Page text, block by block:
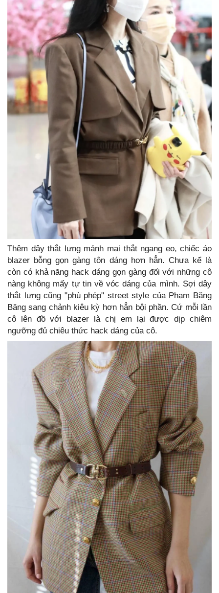
Thêm dây thắt lưng mảnh mai thắt ngang eo, chiếc áo
blazer bỗng gọn gàng tôn dáng hơn hẳn. Chưa kể là
còn có khả năng hack dáng gọn gàng đối với những cô
nàng không mấy tự tin về vóc dáng của mình. Sợi dây
thắt lưng cũng "phù phép" street style của Phạm Băng
Băng sang chảnh kiêu kỳ hơn hẳn bội phần. Cứ mỗi lần
cô lên đồ với blazer là chị em lại được dịp chiêm
ngưỡng đủ chiêu thức hack dáng của cô.